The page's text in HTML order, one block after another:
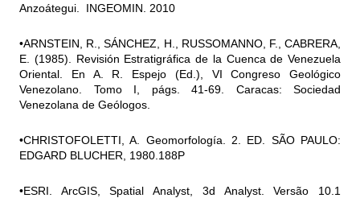
Anzoátegui. INGEOMIN. 2010
•ARNSTEIN, R., SÁNCHEZ, H., RUSSOMANNO, F., CABRERA,
E. (1985). Revisión Estratigráfica de la Cuenca de Venezuela
Oriental. En A. R. Espejo (Ed.), VI Congreso Geológico
Venezolano. Tomo I, págs. 41-69. Caracas: Sociedad
Venezolana de Geólogos.
•CHRISTOFOLETTI, A. Geomorfología. 2. ED. SÃO PAULO:
EDGARD BLUCHER, 1980.188P
•ESRI. ArcGIS, Spatial Analyst, 3d Analyst. Versão 10.1